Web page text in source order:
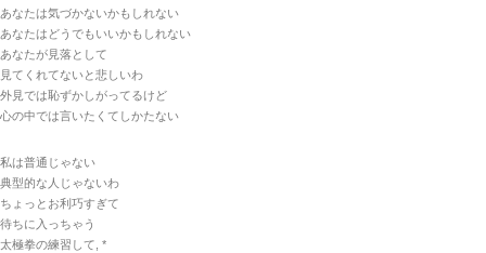
あなたは気づかないかもしれない
あなたはどうでもいいかもしれない
あなたが見落として
見てくれてないと悲しいわ
外見では恥ずかしがってるけど
心の中では言いたくてしかたない
私は普通じゃない
典型的な人じゃないわ
ちょっとお利巧すぎて
待ちに入っちゃう
太極拳の練習して, *